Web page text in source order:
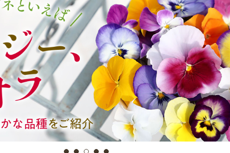
で廃棄がラ
ポイン
てくださ
暑が厳しい時期なので、ジ
フィーセブンC苗のように
定植直後から根張りをよく
する規格だと安心です。